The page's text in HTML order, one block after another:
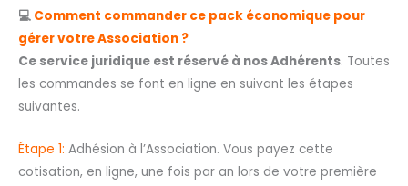
💻 Comment commander ce pack économique pour
gérer votre Association ?
Ce service juridique est réservé à nos Adhérents. Toutes
les commandes se font en ligne en suivant les étapes
suivantes.
Étape 1: Adhésion à l’Association. Vous payez cette
cotisation, en ligne, une fois par an lors de votre première